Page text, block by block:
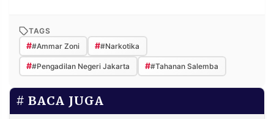
TAGS
##Ammar Zoni ##Narkotika
##Pengadilan Negeri Jakarta ##Tahanan Salemba
BACA JUGA